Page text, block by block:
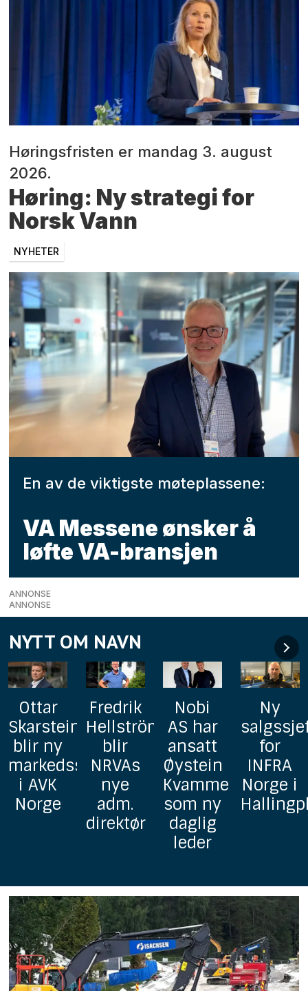
Høringsfristen er mandag 3. august
2026.
Høring: Ny strategi for
Norsk Vann
NYHETER
En av de viktigste møteplassene:
VA Messene ønsker å
løfte VA-bransjen
ANNONSE
ANNONSE
NYTT OM NAVN
Fredrik
Hellström
blir
NRVAs
nye
adm.
Nobi
AS har
ansatt
Øystein
Kvamme
som ny
daglig
Ny
salgssjef
for
INFRA
Norge i
Hallingplast
AxFlow
styrker
pumpe-
og